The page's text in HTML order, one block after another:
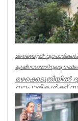
മഴക്കെടുതി:
കൃഷിനാശത്തിനുള്ള
മഴക്കെടുതിയിൽ
വ്യാപാരികൾക്ക്
മന്ത്രിസഭാ
Kerala